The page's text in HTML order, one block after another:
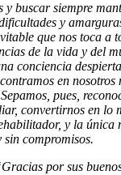
y buscar siempre
y
que nos toca a
de la vida y del
conciencia
en
pues,
convertirnos en lo
y la
compromisos.
por sus